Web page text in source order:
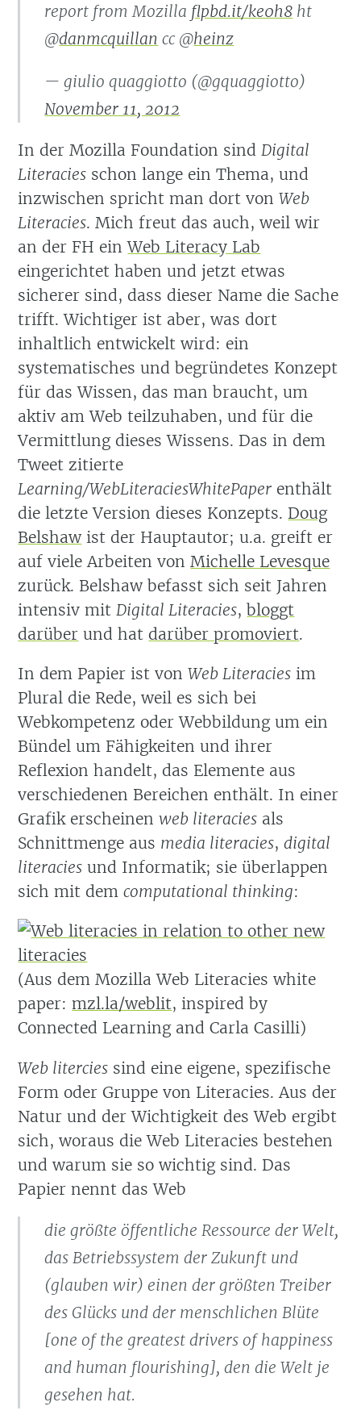
report from Mozilla flpbd.it/ke0h8 ht
@danmcquillan cc @heinz
— giulio quaggiotto (@gquaggiotto)
November 11, 2012
In der Mozilla Foundation sindDigital
Literacies schon lange ein Thema, und
inzwischen spricht man dort vonWeb
Literacies. Mich freut das auch, weil wir
an der FH einWeb Literacy Lab
eingerichtet haben und jetzt etwas
sicherer sind, dass dieser Name die Sache
trifft. Wichtiger ist aber, was dort
inhaltlich entwickelt wird: ein
systematisches und begründetes Konzept
für das Wissen, das man braucht, um
aktiv am Web teilzuhaben, und für die
Vermittlung dieses Wissens. Das in dem
Tweet zitierte
Learning/WebLiteraciesWhitePaper enthält
die letzte Version dieses Konzepts. Doug
Belshawist der Hauptautor; u.a. greift er
auf viele Arbeiten vonMichelle Levesque
zurück. Belshaw befasst sich seit Jahren
intensiv mitDigital Literacies,bloggt
darüber und hat darüber promoviert.
In dem Papier ist vonWeb Literacies im
Plural die Rede, weil es sich bei
Webkompetenz oder Webbildung um ein
Bündel um Fähigkeiten und ihrer
Reflexion handelt, das Elemente aus
verschiedenen Bereichen enthält. In einer
Grafik erscheinenweb literacies als
Schnittmenge aus media literacies,digital
literacies und Informatik; sie überlappen
sich mit demcomputational thinking:
(Aus dem Mozilla Web Literacies white
paper:mzl.la/weblit, inspired by
Connected Learning and Carla Casilli)
Web litercies sind eine eigene, spezifische
Form oder Gruppe von Literacies. Aus der
Natur und der Wichtigkeit des Web ergibt
sich, woraus die Web Literacies bestehen
und warum sie so wichtig sind. Das
Papier nennt das Web
die größte öffentliche Ressource der Welt,
das Betriebssystem der Zukunft und
(glauben wir) einen der größten Treiber
des Glücks und der menschlichen Blüte
[one of the greatest drivers of happiness
and human flourishing], den die Welt je
gesehen hat.